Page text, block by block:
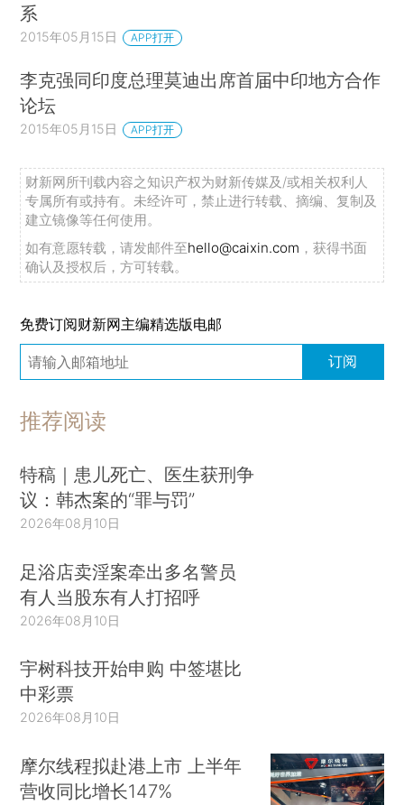
系
2015年05月15日 APP打开
李克强同印度总理莫迪出席首届中印地方合作
论坛
2015年05月15日 APP打开
财新网所刊载内容之知识产权为财新传媒及/或相关权利人
专属所有或持有。未经许可，禁止进行转载、摘编、复制及
建立镜像等任何使用。
如有意愿转载，请发邮件至hello@caixin.com ，获得书面
确认及授权后，方可转载。
免费订阅财新网主编精选版电邮
订阅
推荐阅读
特稿｜患儿死亡、医生获刑争
议：韩杰案的“罪与罚”
2026年08月10日
足浴店卖淫案牵出多名警员
有人当股东有人打招呼
2026年08月10日
宇树科技开始申购 中签堪比
中彩票
2026年08月10日
摩尔线程拟赴港上市 上半年
营收同比增长147%